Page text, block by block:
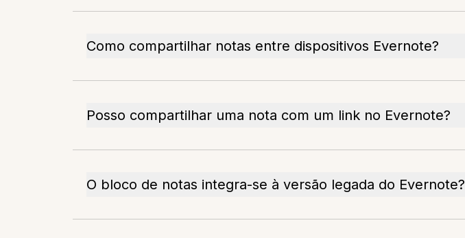
Como compartilhar notas entre dispositivos Evernote?
Posso compartilhar uma nota com um link no Evernote?
O bloco de notas integra-se à versão legada do Evernote?